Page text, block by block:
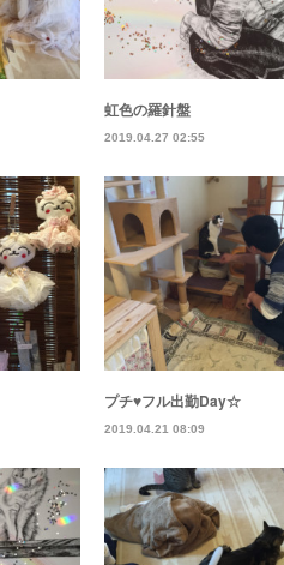
虹色の羅針盤
2019.04.27 02:55
プチ♥フル出勤Day☆
2019.04.21 08:09